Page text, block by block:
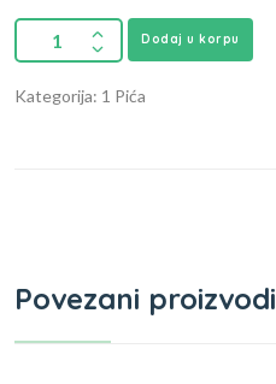
Dodaj u korpu
Kategorija: 1 Pića
Povezani proizvodi